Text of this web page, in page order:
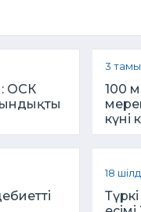
ОСК
3
100
күні
18